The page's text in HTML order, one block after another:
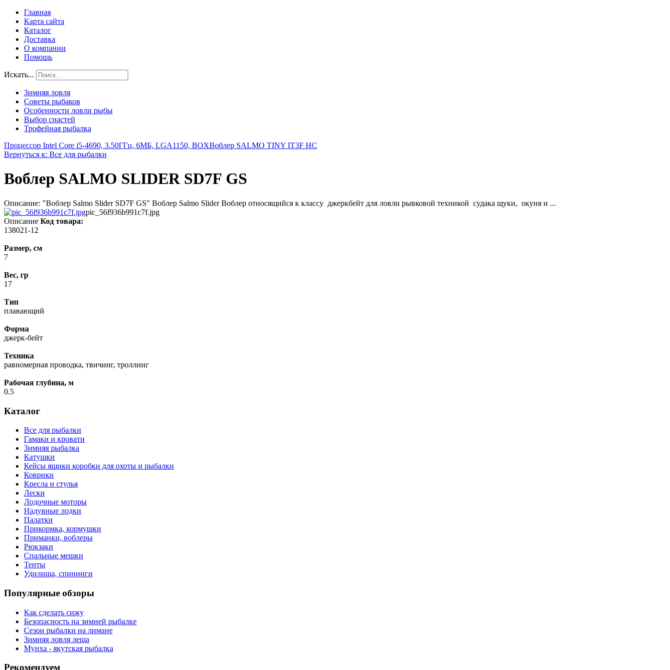
Главная
Карта сайта
Каталог
Доставка
О компании
Помощь
Искать...
Зимняя ловля
Советы рыбаков
Особенности ловли рыбы
Выбор снастей
Трофейная рыбалка
Процессор Intel Core i5-4690, 3.50ГГц, 6МБ, LGA1150, BOXВоблер SALMO TINY IT3F HC
Вернуться к: Все для рыбалки
Воблер SALMO SLIDER SD7F GS
Описание: "Воблер Salmo Slider SD7F GS" Воблер Salmo Slider Воблер относящийся к классу джеркбейт для ловли рывковой техникой судака щуки, окуня и ...
pic_56f936b991c7f.jpg
Описание Код товара:
138021-12
Размер, см
7
Вес, гр
17
Тип
плавающий
Форма
джерк-бейт
Техника
равномерная проводка, твичинг, троллинг
Рабочая глубина, м
0.5
Каталог
Все для рыбалки
Гамаки и кровати
Зимняя рыбалка
Катушки
Кейсы ящики коробки для охоты и рыбалки
Коврики
Кресла и стулья
Лески
Лодочные моторы
Надувные лодки
Палатки
Прикормка, кормушки
Приманки, воблеры
Рюкзаки
Спальные мешки
Тенты
Удилища, спининги
Популярные обзоры
Как сделать сижу
Безопасность на зимней рыбалке
Сезон рыбалки на лимане
Зимняя ловля леща
Мунха - якутская рыбалка
Рекомендуем